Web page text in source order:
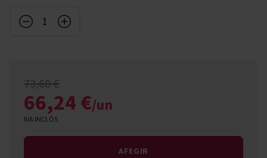
73,60 €
66,24 €/un
IVA INCLÒS
AFEGIR